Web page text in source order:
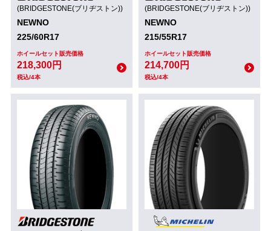
(BRIDGESTONE(ブリヂストン))
NEWNO
225/60R17
ホイールセット販売価格
218,300円
税込/4本
(BRIDGESTONE(ブリヂストン))
NEWNO
215/55R17
ホイールセット販売価格
214,700円
税込/4本